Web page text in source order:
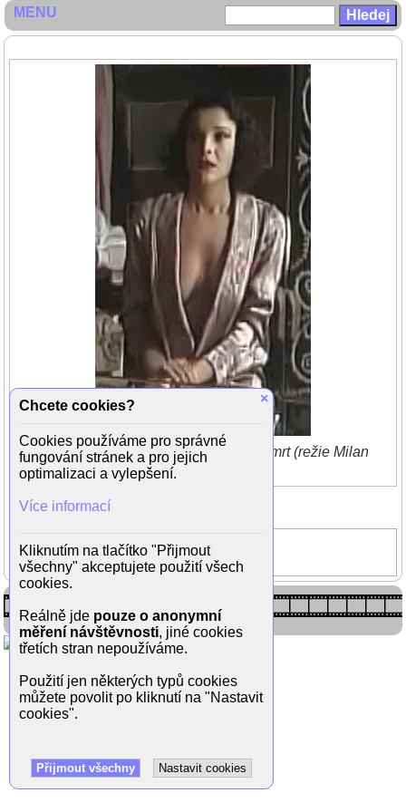
Monika Maláčová ve filmu Dáma a smrt (režie Milan
Růžička)
Dáma a smrt
Monika Maláčová
MENU
×
Chcete cookies?
Cookies používáme pro správné
fungování stránek a pro jejich
optimalizaci a vylepšení.
Více informací
Kliknutím na tlačítko "Přijmout
všechny" akceptujete použití všech
cookies.
Reálně jde pouze o anonymní
měření návštěvnosti, jiné cookies
třetích stran nepoužíváme.
Použití jen některých typů cookies
můžete povolit po kliknutí na "Nastavit
cookies".
Přijmout všechny Nastavit cookies